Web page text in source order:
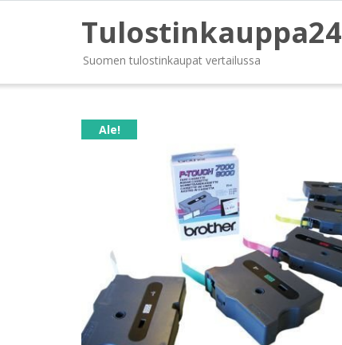
Tulostinkauppa24
Suomen tulostinkaupat vertailussa
Ale!